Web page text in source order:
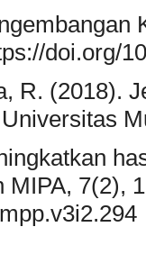
doi.org/
R. (2018).
7(2),